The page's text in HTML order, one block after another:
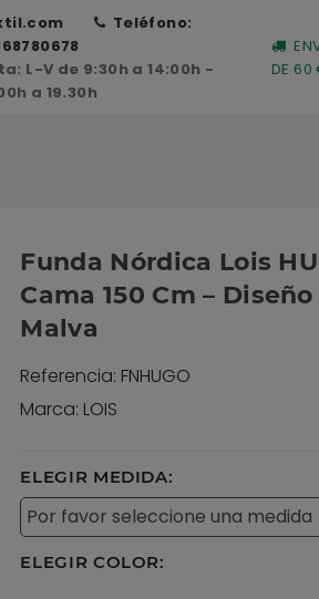
Teléfono:
L-V de 9:30h a 14:00h -
a 19.30h
DE 60
Funda Nórdica Lois
Cama 150 Cm –
Malva
Referencia: FNHUGO
Marca: LOIS
ELEGIR MEDIDA:
ELEGIR COLOR: